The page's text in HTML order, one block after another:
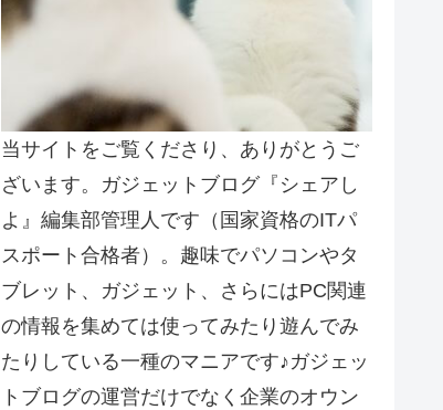
当サイトをご覧くださり、ありがとうご
ざいます。ガジェットブログ『シェアし
よ』編集部管理人です（国家資格のITパ
スポート合格者）。趣味でパソコンやタ
ブレット、ガジェット、さらにはPC関連
の情報を集めては使ってみたり遊んでみ
たりしている一種のマニアです♪ガジェッ
トブログの運営だけでなく企業のオウン